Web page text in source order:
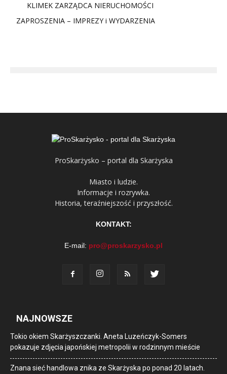
KLIMEK ZARZĄDCA NIERUCHOMOŚCI
ZAPROSZENIA – IMPREZY i WYDARZENIA
ProSkarżysko – portal dla Skarżyska
Miasto i ludzie.
Informacje i rozrywka.
Historia, teraźniejszość i przyszłość.
KONTAKT:
E-mail: pro@proskarzysko.pl
NAJNOWSZE
Tokio okiem Skarżyszczanki. Aneta Luzeńczyk-Somers
pokazuje zdjęcia japońskiej metropolii w rodzinnym mieście
Znana sieć handlowa znika ze Skarżyska po ponad 20 latach.